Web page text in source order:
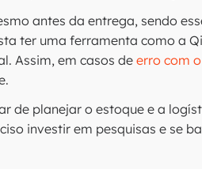
antes da entrega, sendo
ter uma ferramenta como a
Assim, em casos de erro com
de planejar o estoque e a
investir em pesquisas e se